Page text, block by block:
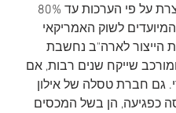
לשוק האמריקאי
הייצור לארה"ב נחשבת
שייקח שנים רבות, אם
גם חברת טסלה של אילון
כפגיעה, הן בשל המכסים